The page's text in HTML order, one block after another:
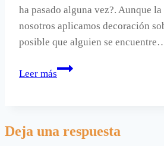
ha pasado alguna vez?. Aunque
nosotros aplicamos decoración
posible que alguien se
Leer más
Decorar:
grande
Deja una respuesta